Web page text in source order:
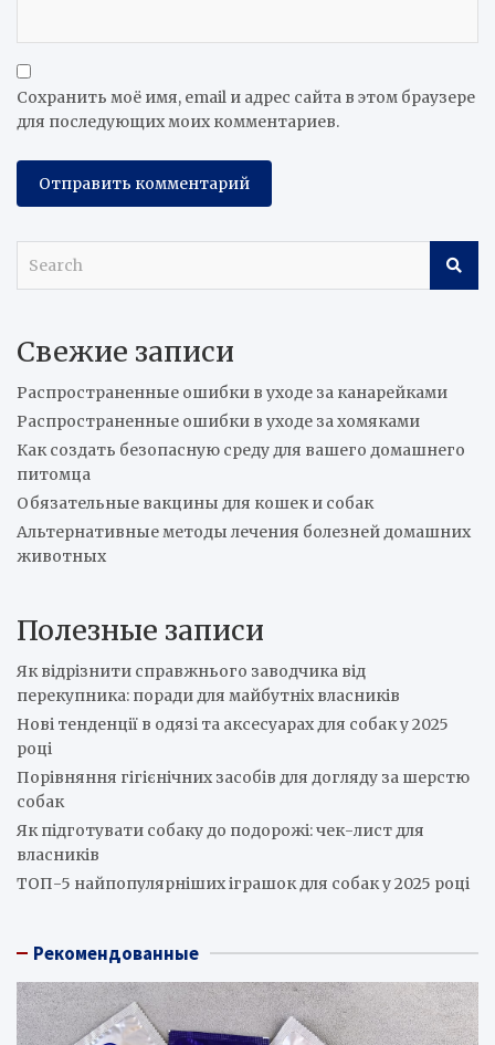
Сохранить моё имя, email и адрес сайта в этом браузере
для последующих моих комментариев.
c
Свежие записи
Распространенные ошибки в уходе за канарейками
Распространенные ошибки в уходе за хомяками
Как создать безопасную среду для вашего домашнего
питомца
Обязательные вакцины для кошек и собак
Альтернативные методы лечения болезней домашних
животных
Полезные записи
Як відрізнити справжнього заводчика від
перекупника: поради для майбутніх власників
Нові тенденції в одязі та аксесуарах для собак у 2025
році
Порівняння гігієнічних засобів для догляду за шерстю
собак
Як підготувати собаку до подорожі: чек-лист для
власників
ТОП-5 найпопулярніших іграшок для собак у 2025 році
Рекомендованные